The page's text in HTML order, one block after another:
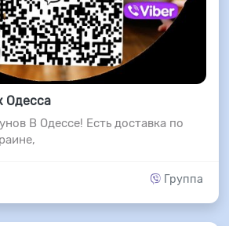
Одесса
В Одессе! Есть доставка по
Группа